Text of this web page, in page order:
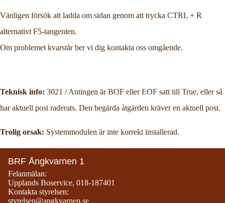
Vänligen försök att ladda om sidan genom att trycka CTRL + R
alternativt F5-tangenten.
Om problemet kvarstår ber vi dig kontakta oss omgående.
Teknisk info: 3021 / Antingen är BOF eller EOF satt till True, eller så
har aktuell post raderats. Den begärda åtgärden kräver en aktuell post.
Trolig orsak: Systemmodulen är inte korrekt installerad.
BRF Ångkvarnen 1
Felanmälan:
Upplands Boservice, 018-187401
Kontakta styrelsen:
styrelsen@angkvarnen.se